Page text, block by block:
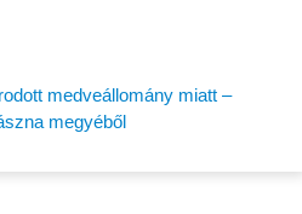
medveállomány miatt –
megyéből